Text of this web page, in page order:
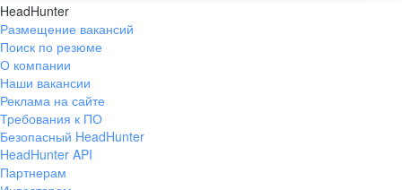
HeadHunter
Размещение вакансий
Поиск по резюме
О компании
Наши вакансии
Реклама на сайте
Требования к ПО
Безопасный HeadHunter
HeadHunter API
Партнерам